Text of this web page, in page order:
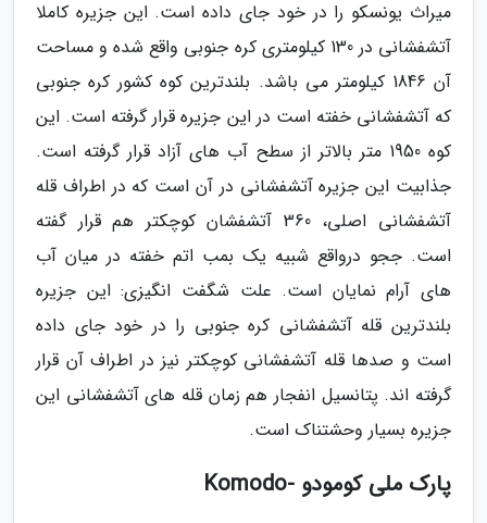
میراث یونسکو را در خود جای داده است. این جزیره کاملا
آتشفشانی در 130 کیلومتری کره جنوبی واقع شده و مساحت
آن 1846 کیلومتر می باشد. بلندترین کوه کشور کره جنوبی
که آتشفشانی خفته است در این جزیره قرار گرفته است. این
کوه 1950 متر بالاتر از سطح آب های آزاد قرار گرفته است.
جذابیت این جزیره آتشفشانی در آن است که در اطراف قله
آتشفشانی اصلی، 360 آتشفشان کوچکتر هم قرار گفته
است. ججو درواقع شبیه یک بمب اتم خفته در میان آب
های آرام نمایان است. علت شگفت انگیزی: این جزیره
بلندترین قله آتشفشانی کره جنوبی را در خود جای داده
است و صدها قله آتشفشانی کوچکتر نیز در اطراف آن قرار
گرفته اند. پتانسیل انفجار هم زمان قله های آتشفشانی این
جزیره بسیار وحشتناک است.
پارک ملی کومودو -Komodo